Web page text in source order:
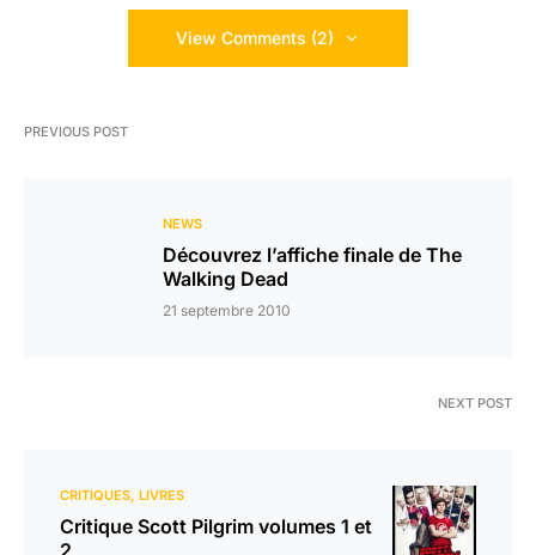
View Comments (2)
PREVIOUS POST
NEWS
Découvrez l’affiche finale de The
Walking Dead
21 septembre 2010
NEXT POST
CRITIQUES LIVRES
Critique Scott Pilgrim volumes 1 et
2